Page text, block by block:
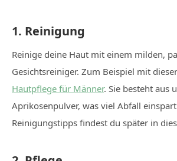
1. Reinigung
Reinige deine Haut mit einem milden,
Gesichtsreiniger. Zum Beispiel mit
Hautpflege für Männer. Sie besteht aus
Aprikosenpulver, was viel Abfall
Reinigungstipps findest du später in